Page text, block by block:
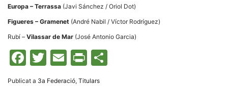
Europa – Terrassa (Javi Sánchez / Oriol Dot)
Figueres – Gramenet (André Nabil / Víctor Rodríguez)
Rubí – Vilassar de Mar (José Antonio Garcia)
Facebook
Twitter
Email
Print
Publicat a 3a Federació, Titulars